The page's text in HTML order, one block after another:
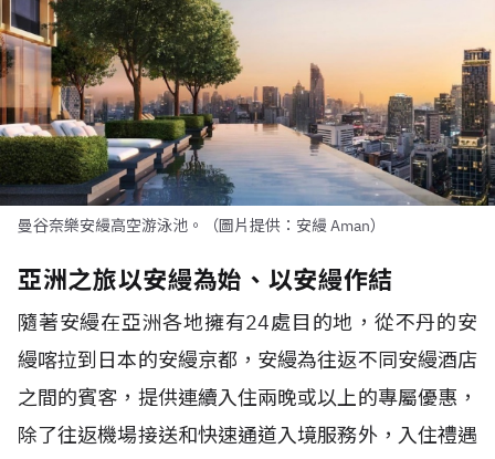
曼谷奈樂安縵高空游泳池。（圖片提供：安縵 Aman）
亞洲之旅以安縵為始、以安縵作結
隨著安縵在亞洲各地擁有24處目的地，從不丹的安
縵喀拉到日本的安縵京都，安縵為往返不同安縵酒店
之間的賓客，提供連續入住兩晚或以上的專屬優惠，
除了往返機場接送和快速通道入境服務外，入住禮遇